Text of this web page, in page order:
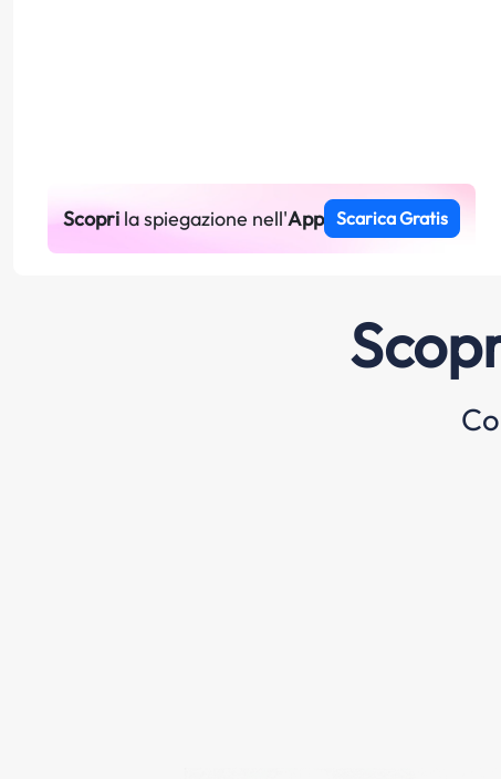
Scoprila spiegazione nell'App Scarica Gratis